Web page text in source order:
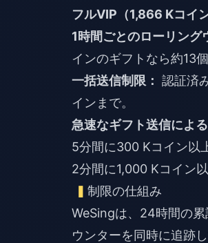
フルVIP（1,866 Kコイ
1時間ごとのローリング
インのギフトなら約13
一括送信制限： 認証済
インまで。
急速なギフト送信によ
5分間に300 Kコイン以
2分間に1,000 Kコイン
制限の仕組み
WeSingは、24時間の
ウンターを同時に追跡